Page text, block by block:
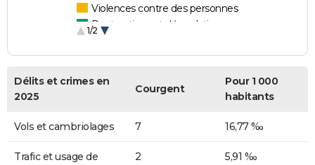
Violences contre des personnes
Destructions et dégradations
1/2
Délits et crimes en
2025
Courgent
Pour 1 000
habitants
Vols et cambriolages 7 16,77 ‰
Trafic et usage de
2 5,91 ‰